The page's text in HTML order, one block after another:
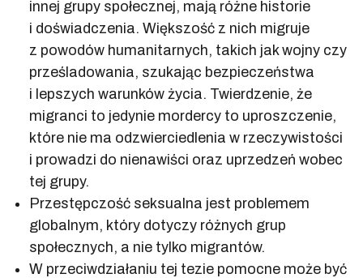
innej grupy społecznej, mają różne historie
i doświadczenia. Większość z nich migruje
z powodów humanitarnych, takich jak wojny czy
prześladowania, szukając bezpieczeństwa
i lepszych warunków życia. Twierdzenie, że
migranci to jedynie mordercy to uproszczenie,
które nie ma odzwierciedlenia w rzeczywistości
i prowadzi do nienawiści oraz uprzedzeń wobec
tej grupy.
Przestępczość seksualna jest problemem
globalnym, który dotyczy różnych grup
społecznych, a nie tylko migrantów.
W przeciwdziałaniu tej tezie pomocne może być